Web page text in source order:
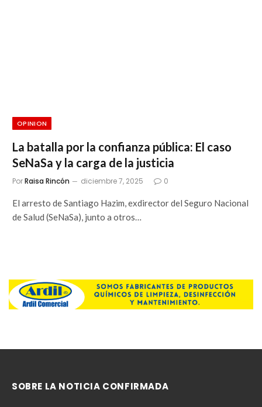
OPINION
La batalla por la confianza pública: El caso
SeNaSa y la carga de la justicia
PorRaisa Rincón diciembre 7, 2025 0
El arresto de Santiago Hazim, exdirector del Seguro Nacional
de Salud (SeNaSa), junto a otros…
SOBRE LA NOTICIA CONFIRMADA